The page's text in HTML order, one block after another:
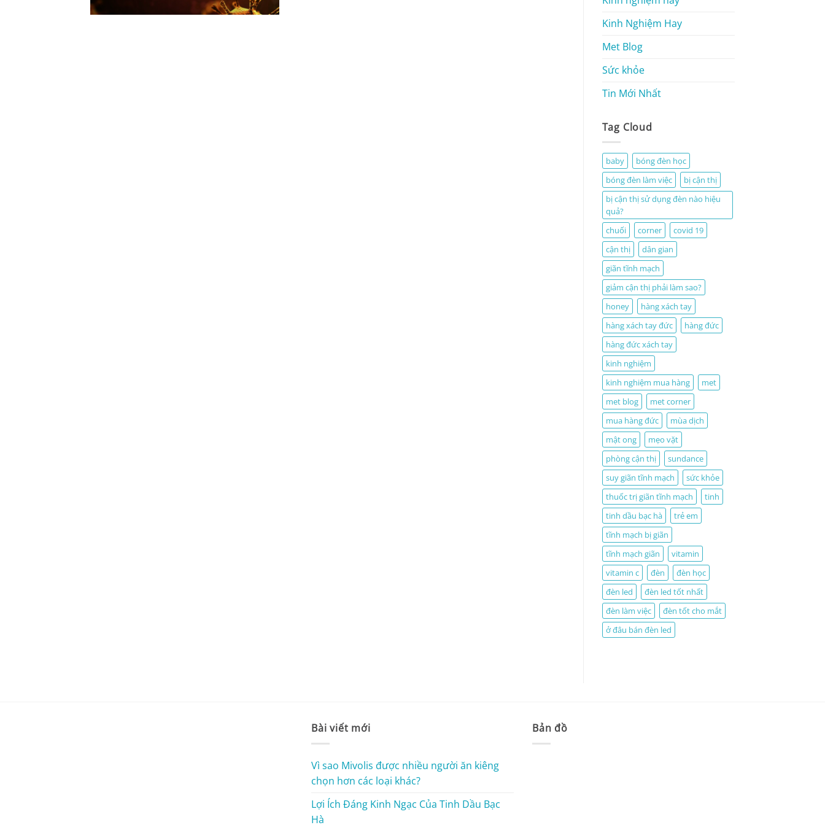
Kinh Nghiệm Hay
Met Blog
Sức khỏe
Tin Mới Nhất
Tag Cloud
baby
bóng đèn học
bóng đèn làm việc
bị cận thị
bị cận thị sử dụng đèn nào hiệu
quả?
chuối
corner
covid 19
cận thị
dân gian
giãn tĩnh mạch
giảm cận thị phải làm sao?
honey
hàng xách tay
hàng xách tay đức
hàng đức
hàng đức xách tay
kinh nghiệm
kinh nghiệm mua hàng
met
met blog
met corner
mua hàng đức
mùa dịch
mật ong
mẹo vặt
phòng cận thị
sundance
suy giãn tĩnh mạch
sức khỏe
thuốc trị giãn tĩnh mạch
tinh
tinh dầu bạc hà
trẻ em
tĩnh mạch bị giãn
tĩnh mạch giãn
vitamin
vitamin c
đèn
đèn học
đèn led
đèn led tốt nhất
đèn làm việc
đèn tốt cho mắt
ở đâu bán đèn led
Bài viết mới
Vì sao Mivolis được nhiều người ăn kiêng
chọn hơn các loại khác?
Lợi Ích Đáng Kinh Ngạc Của Tinh Dầu Bạc
Hà
Bản đồ